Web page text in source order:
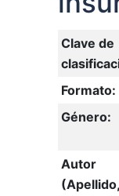
Clave de
Formato:
Género:
Autor
(Apellido,